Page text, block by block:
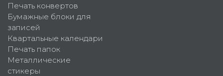
Печать конвертов
Бумажные блоки для
записей
Квартальные календари
Печать папок
Металлические
стикеры